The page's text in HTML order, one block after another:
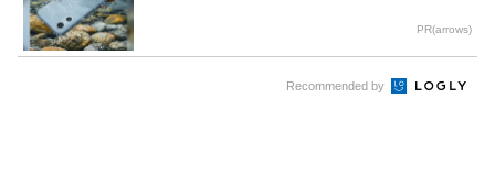
PR(arrows)
Recommended by